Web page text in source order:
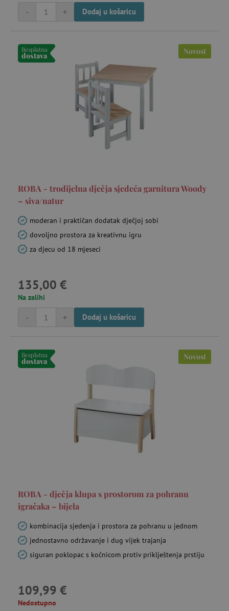
+
- Dodaj u košaricu
Besplatna
dostava Novost
ROBA - trodijelna dječja sjedeća garnitura Woody
– siva/natur
moderan i praktičan dodatak dječjoj sobi
dovoljno prostora za kreativnu igru
za djecu od 18 mjeseci
135,00 €
Na zalihi
+
- Dodaj u košaricu
Besplatna
dostava Novost
ROBA - dječja klupa s prostorom za pohranu
igračaka – bijela
kombinacija sjedenja i prostora za pohranu u jednom
jednostavno održavanje i dug vijek trajanja
siguran poklopac s kočnicom protiv priklještenja prstiju
109,99 €
Nedostupno
uid